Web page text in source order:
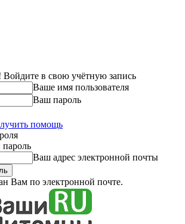
Войдите в свою учётную запись
Ваше имя пользователя
Ваш пароль
помощь
пароль
Ваш адрес электронной почты
Вам по электронной почте.